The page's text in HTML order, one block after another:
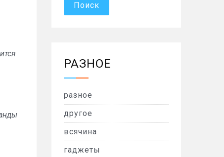
РАЗНОЕ
разное
другое
всячина
гаджеты